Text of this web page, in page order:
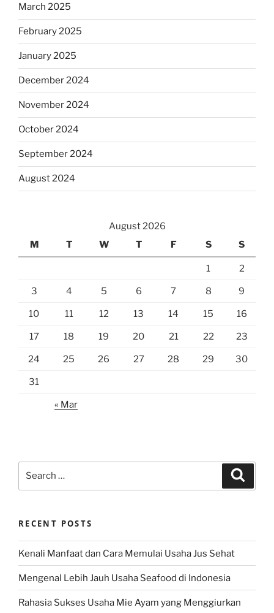
March 2025
February 2025
January 2025
December 2024
November 2024
October 2024
September 2024
August 2024
August 2026
M
T W T F S S
1 2
3 4 5 6 7 8 9
10 11 12 13 14 15 16
17 18 19 20 21 22 23
24 25 26 27 28 29 30
31
« Mar
RECENT POSTS
Kenali Manfaat dan Cara Memulai Usaha Jus Sehat
Mengenal Lebih Jauh Usaha Seafood di Indonesia
Rahasia Sukses Usaha Mie Ayam yang Menggiurkan